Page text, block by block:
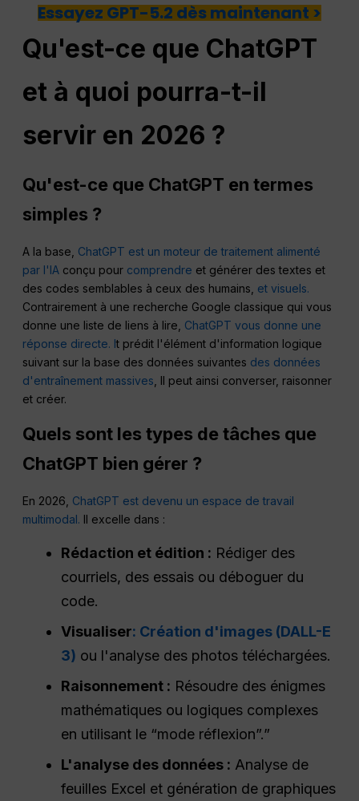
Essayez GPT-5.2 dès maintenant >
Qu'est-ce que ChatGPT
et à quoi pourra-t-il
servir en 2026 ?
Qu'est-ce que ChatGPT en termes
simples ?
A la base, ChatGPT est un moteur de traitement alimenté
par l'IA conçu pour comprendre et générer des textes et
des codes semblables à ceux des humains, et visuels.
Contrairement à une recherche Google classique qui vous
donne une liste de liens à lire, ChatGPT vous donne une
réponse directe. It prédit l'élément d'information logique
suivant sur la base des données suivantes des données
d'entraînement massives , Il peut ainsi converser, raisonner
et créer.
Quels sont les types de tâches que
ChatGPT bien gérer ?
En 2026, ChatGPT est devenu un espace de travail
multimodal. Il excelle dans :
Rédaction et édition : Rédiger des
courriels, des essais ou déboguer du
code.
Visualiser: Création d'images (DALL-E
3) ou l'analyse des photos téléchargées.
Raisonnement : Résoudre des énigmes
mathématiques ou logiques complexes
en utilisant le “mode réflexion”.”
L'analyse des données : Analyse de
feuilles Excel et génération de graphiques